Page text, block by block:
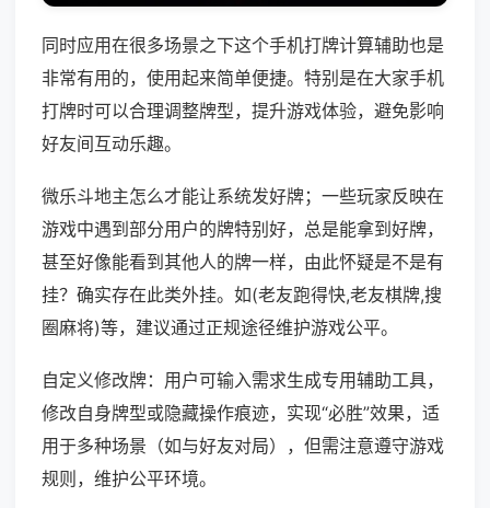
同时应用在很多场景之下这个手机打牌计算辅助也是
非常有用的，使用起来简单便捷。特别是在大家手机
打牌时可以合理调整牌型，提升游戏体验，避免影响
好友间互动乐趣。
微乐斗地主怎么才能让系统发好牌；一些玩家反映在
游戏中遇到部分用户的牌特别好，总是能拿到好牌，
甚至好像能看到其他人的牌一样，由此怀疑是不是有
挂？确实存在此类外挂。如(老友跑得快,老友棋牌,搜
圈麻将)等，建议通过正规途径维护游戏公平。
自定义修改牌：用户可输入需求生成专用辅助工具，
修改自身牌型或隐藏操作痕迹，实现“必胜”效果，适
用于多种场景（如与好友对局），但需注意遵守游戏
规则，维护公平环境。